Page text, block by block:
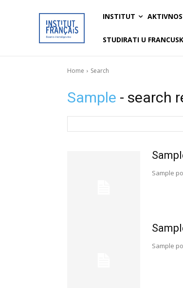
INSTITUT
STUDIRATI U
Home Search
Sample - search
Sample
Sample